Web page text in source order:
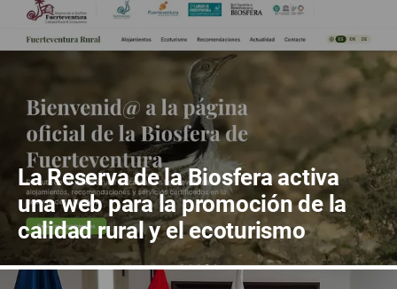
La Reserva de la Biosfera activa
una web para la promoción de la
calidad rural y el ecoturismo